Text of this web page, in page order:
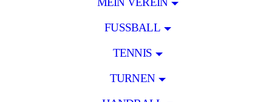
FUSSBALL
TENNIS
TURNEN